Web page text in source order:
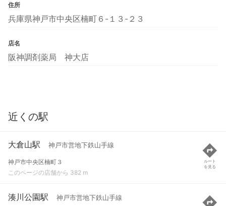
住所
兵庫県神戸市中央区楠町６-１３-２３
店名
阪神調剤薬局 神大店
近くの駅
大倉山駅 神戸市営地下鉄山手線
神戸市中央区楠町３
このページの店舗から 382 m
ルート
を見る
湊川公園駅 神戸市営地下鉄山手線